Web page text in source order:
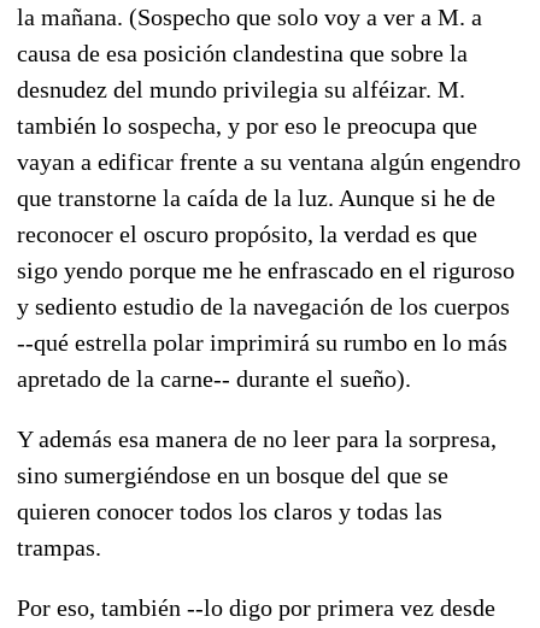
la mañana. (Sospecho que solo voy a ver a M. a
causa de esa posición clandestina que sobre la
desnudez del mundo privilegia su alféizar. M.
también lo sospecha, y por eso le preocupa que
vayan a edificar frente a su ventana algún engendro
que transtorne la caída de la luz. Aunque si he de
reconocer el oscuro propósito, la verdad es que
sigo yendo porque me he enfrascado en el riguroso
y sediento estudio de la navegación de los cuerpos
--qué estrella polar imprimirá su rumbo en lo más
apretado de la carne-- durante el sueño).
Y además esa manera de no leer para la sorpresa,
sino sumergiéndose en un bosque del que se
quieren conocer todos los claros y todas las
trampas.
Por eso, también --lo digo por primera vez desde